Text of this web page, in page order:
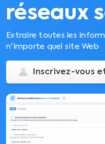
réseaux
Extraire toutes les
n'importe quel site Web
Inscrivez-vous